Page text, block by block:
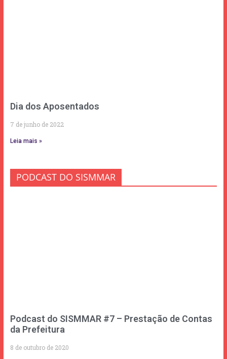
Dia dos Aposentados
7 de junho de 2022
Leia mais »
PODCAST DO SISMMAR
Podcast do SISMMAR #7 – Prestação de Contas
da Prefeitura
8 de outubro de 2020